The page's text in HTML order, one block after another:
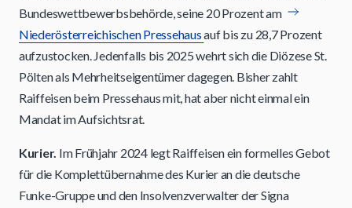
Bundeswettbewerbsbehörde, seine 20 Prozent am
Niederösterreichischen Pressehausauf bis zu 28,7 Prozent
aufzustocken. Jedenfalls bis 2025 wehrt sich die Diözese St.
Pölten als Mehrheitseigentümer dagegen. Bisher zahlt
Raiffeisen beim Pressehaus mit, hat aber nicht einmal ein
Mandat im Aufsichtsrat.
Kurier. Im Frühjahr 2024 legt Raiffeisen ein formelles Gebot
für die Komplettübernahme des Kurier an die deutsche
Funke-Gruppe und den Insolvenzverwalter der Signa